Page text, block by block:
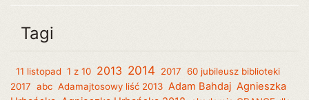
Tagi
11 listopad 1 z 10 2013 2014 2017 60 jubileusz biblioteki
2017 abc Adamajtosowy liść 2013 Adam Bahdaj Agnieszka